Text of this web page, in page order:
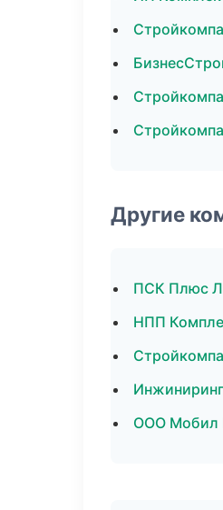
Другие
ПСК Плюс
НПП
ООО Мобил